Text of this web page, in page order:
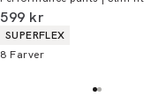
I alt (inkl. rabat)
599 kr
Produkt egenskaber
SUPERFLEX
8 Farver